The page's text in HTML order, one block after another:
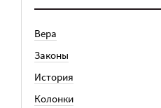
Вера
Законы
История
Колонки